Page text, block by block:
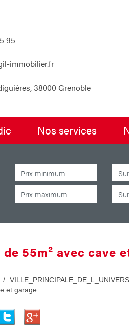
95
immobilier.fr
38000 Grenoble
nos services
55m² avec cave
VILLE_PRINCIPALE_DE_L_UNIVERS
et garage.